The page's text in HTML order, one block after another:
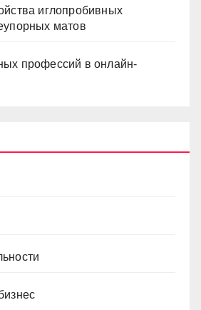
иглопробивных
матов
профессий в онлайн-